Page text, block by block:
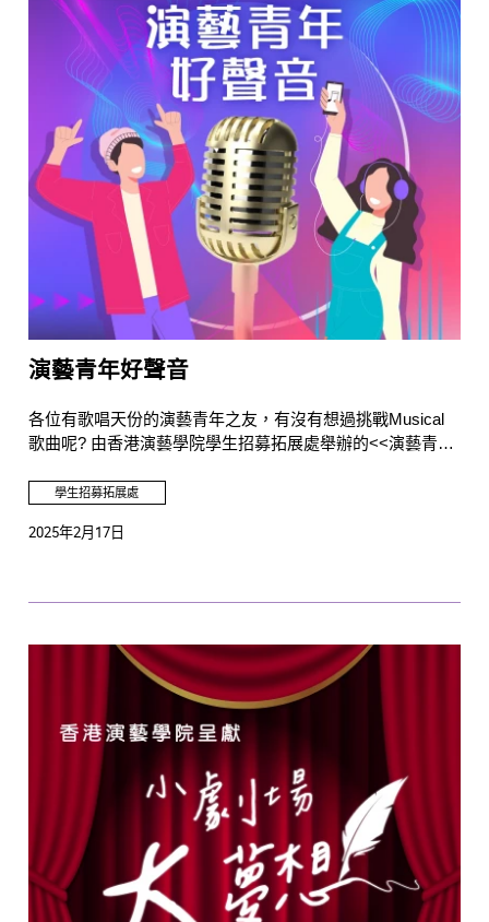
演藝青年好聲音
各位有歌唱天份的演藝青年之友，有沒有想過挑戰Musical
歌曲呢? 由香港演藝學院學生招募拓展處舉辦的<<演藝青年
量！學生招募拓展處
2025年2月17日